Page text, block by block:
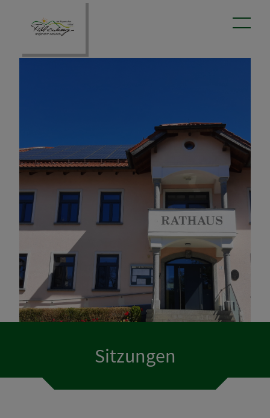
aus dem Rathaus
Baugebiet
Wärme und Energie
Veranstaltungskalender
Sitzungen